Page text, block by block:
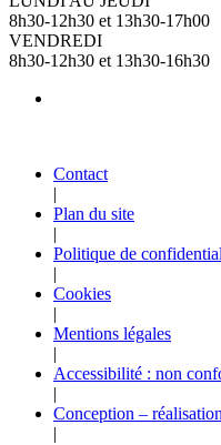
8h30-12h30 et 13h30-17h00
VENDREDI
8h30-12h30 et 13h30-16h30
Contact
|
Plan du site
|
Politique de
|
Cookies
|
Mentions légales
|
Accessibilité : non
|
Conception –
|